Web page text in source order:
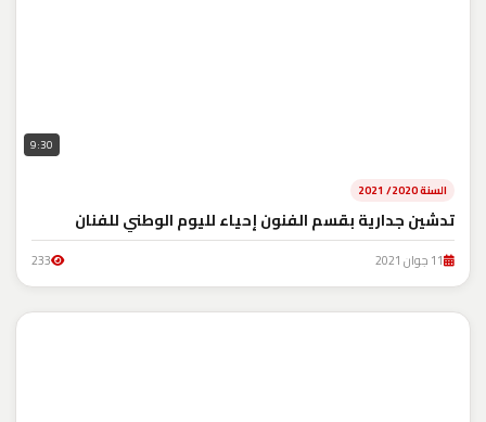
9:30
السنة 2020/ 2021
تدشين جدارية بقسم الفنون إحياء لليوم الوطني للفنان
11 جوان 2021 233